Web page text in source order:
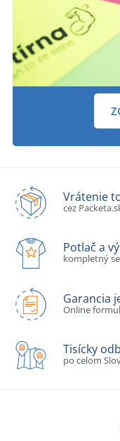
Vrátenie
cez
Potlač a
kompletný
Garancia
Online
Tisícky
po celom